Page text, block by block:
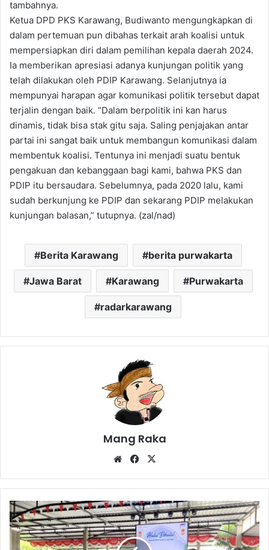
tambahnya.
Ketua DPD PKS Karawang, Budiwanto mengungkapkan di
dalam pertemuan pun dibahas terkait arah koalisi untuk
mempersiapkan diri dalam pemilihan kepala daerah 2024.
Ia memberikan apresiasi adanya kunjungan politik yang
telah dilakukan oleh PDIP Karawang. Selanjutnya ia
mempunyai harapan agar komunikasi politik tersebut dapat
terjalin dengan baik. “Dalam berpolitik ini kan harus
dinamis, tidak bisa stak gitu saja. Saling penjajakan antar
partai ini sangat baik untuk membangun komunikasi dalam
membentuk koalisi. Tentunya ini menjadi suatu bentuk
pengakuan dan kebanggaan bagi kami, bahwa PKS dan
PDIP itu bersaudara. Sebelumnya, pada 2020 lalu, kami
sudah berkunjung ke PDIP dan sekarang PDIP melakukan
kunjungan balasan,” tutupnya. (zal/nad)
Berita Karawang berita purwakarta
Jawa Barat Karawang Purwakarta
radarkarawang
Mang Raka
WebsiteFacebook
Gathering
Yamaha
Riders
Federation